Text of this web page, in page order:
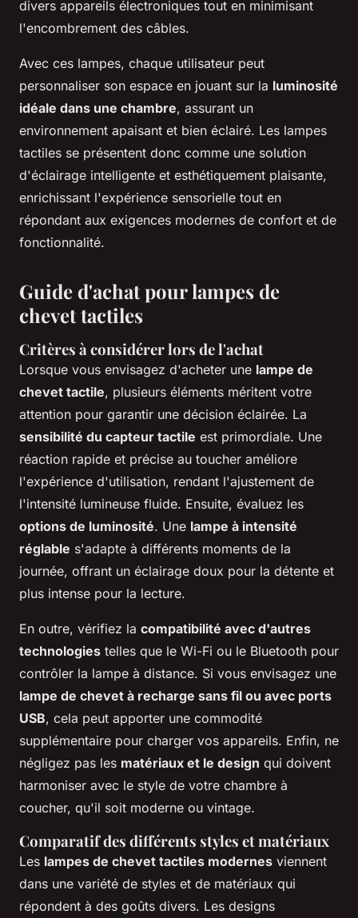
divers appareils électroniques tout en minimisant
l'encombrement des câbles.
Avec ces lampes, chaque utilisateur peut
personnaliser son espace en jouant sur la luminosité
idéale dans une chambre, assurant un
environnement apaisant et bien éclairé. Les lampes
tactiles se présentent donc comme une solution
d'éclairage intelligente et esthétiquement plaisante,
enrichissant l'expérience sensorielle tout en
répondant aux exigences modernes de confort et de
fonctionnalité.
Guide d'achat pour lampes de
chevet tactiles
Critères à considérer lors de l'achat
Lorsque vous envisagez d'acheter une lampe de
chevet tactile, plusieurs éléments méritent votre
attention pour garantir une décision éclairée. La
sensibilité du capteur tactile est primordiale. Une
réaction rapide et précise au toucher améliore
l'expérience d'utilisation, rendant l'ajustement de
l'intensité lumineuse fluide. Ensuite, évaluez les
options de luminosité. Une lampe à intensité
réglable s'adapte à différents moments de la
journée, offrant un éclairage doux pour la détente et
plus intense pour la lecture.
En outre, vérifiez la compatibilité avec d'autres
technologies telles que le Wi-Fi ou le Bluetooth pour
contrôler la lampe à distance. Si vous envisagez une
lampe de chevet à recharge sans fil ou avec ports
USB, cela peut apporter une commodité
supplémentaire pour charger vos appareils. Enfin, ne
négligez pas les matériaux et le design qui doivent
harmoniser avec le style de votre chambre à
coucher, qu'il soit moderne ou vintage.
Comparatif des différents styles et matériaux
Les lampes de chevet tactiles modernes viennent
dans une variété de styles et de matériaux qui
répondent à des goûts divers. Les designs